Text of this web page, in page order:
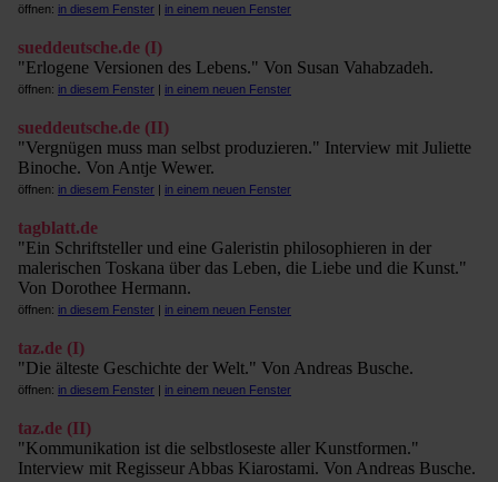
öffnen: in diesem Fenster | in einem neuen Fenster
sueddeutsche.de (I)
"Erlogene Versionen des Lebens." Von Susan Vahabzadeh.
öffnen: in diesem Fenster | in einem neuen Fenster
sueddeutsche.de (II)
"Vergnügen muss man selbst produzieren." Interview mit Juliette
Binoche. Von Antje Wewer.
öffnen: in diesem Fenster | in einem neuen Fenster
tagblatt.de
"Ein Schriftsteller und eine Galeristin philosophieren in der
malerischen Toskana über das Leben, die Liebe und die Kunst."
Von Dorothee Hermann.
öffnen: in diesem Fenster | in einem neuen Fenster
taz.de (I)
"Die älteste Geschichte der Welt." Von Andreas Busche.
öffnen: in diesem Fenster | in einem neuen Fenster
taz.de (II)
"Kommunikation ist die selbstloseste aller Kunstformen."
Interview mit Regisseur Abbas Kiarostami. Von Andreas Busche.